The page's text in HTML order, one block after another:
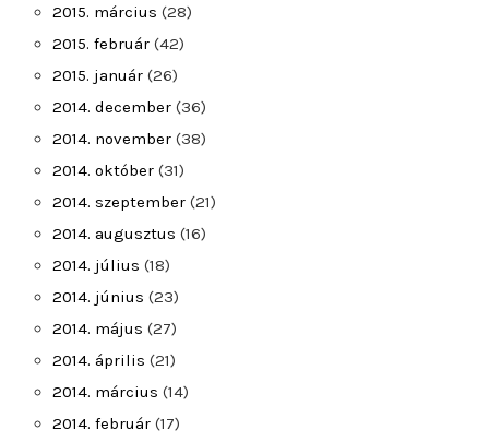
2015. március (28)
2015. február (42)
2015. január (26)
2014. december (36)
2014. november (38)
2014. október (31)
2014. szeptember (21)
2014. augusztus (16)
2014. július (18)
2014. június (23)
2014. május (27)
2014. április (21)
2014. március (14)
2014. február (17)